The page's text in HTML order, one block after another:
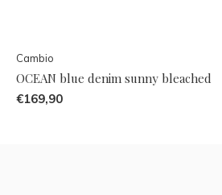
Cambio
OCEAN blue denim sunny bleached
€169,90